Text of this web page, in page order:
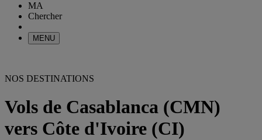
MA
Chercher
MENU
NOS DESTINATIONS
Vols de Casablanca (CMN)
vers Côte d'Ivoire (CI)